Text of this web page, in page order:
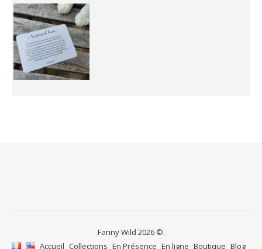
Fanny Wild 2026 ©.
Accueil Collections En Présence En ligne Boutique Blog